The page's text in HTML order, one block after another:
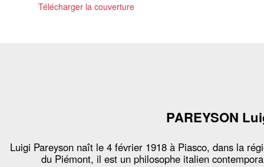
Télécharger la couverture
PAREYSON
Luigi Pareyson naît le 4 février 1918 à Piasco, dans la
du Piémont, il est un philosophe italien